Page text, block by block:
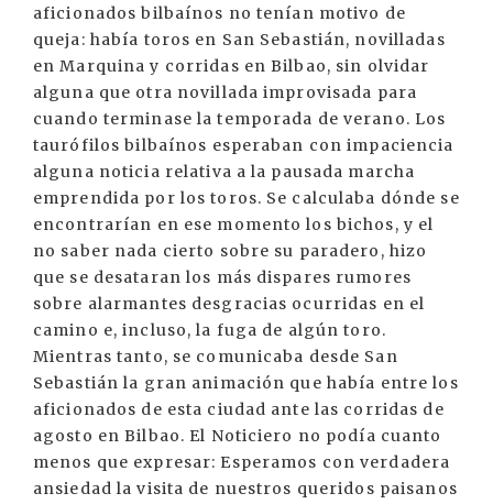
aficionados bilbaínos no tenían motivo de
queja: había toros en San Sebastián, novilladas
en Marquina y corridas en Bilbao, sin olvidar
alguna que otra novillada improvisada para
cuando terminase la temporada de verano. Los
taurófilos bilbaínos esperaban con impaciencia
alguna noticia relativa a la pausada marcha
emprendida por los toros. Se calculaba dónde se
encontrarían en ese momento los bichos, y el
no saber nada cierto sobre su paradero, hizo
que se desataran los más dispares rumores
sobre alarmantes desgracias ocurridas en el
camino e, incluso, la fuga de algún toro.
Mientras tanto, se comunicaba desde San
Sebastián la gran animación que había entre los
aficionados de esta ciudad ante las corridas de
agosto en Bilbao. El Noticiero no podía cuanto
menos que expresar: Esperamos con verdadera
ansiedad la visita de nuestros queridos paisanos